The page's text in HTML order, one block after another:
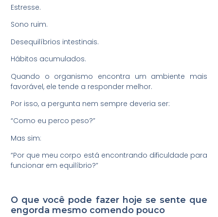
Estresse.
Sono ruim.
Desequilíbrios intestinais.
Hábitos acumulados.
Quando o organismo encontra um ambiente mais
favorável, ele tende a responder melhor.
Por isso, a pergunta nem sempre deveria ser:
“Como eu perco peso?”
Mas sim:
“Por que meu corpo está encontrando dificuldade para
funcionar em equilíbrio?”
O que você pode fazer hoje se sente que
engorda mesmo comendo pouco